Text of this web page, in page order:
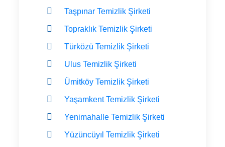
Taşpınar Temizlik Şirketi
Topraklık Temizlik Şirketi
Türközü Temizlik Şirketi
Ulus Temizlik Şirketi
Ümitköy Temizlik Şirketi
Yaşamkent Temizlik Şirketi
Yenimahalle Temizlik Şirketi
Yüzüncüyıl Temizlik Şirketi